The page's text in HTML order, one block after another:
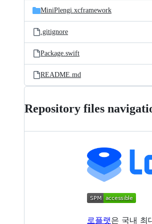
MiniPlengi.xcframework
.gitignore
Package.swift
README.md
Repository files
로플랫은 국내 최